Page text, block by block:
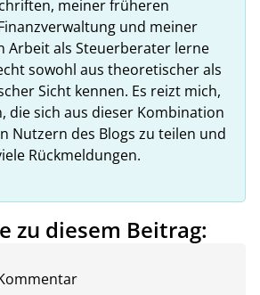
meiner früheren
und meiner
Arbeit als Steuerberater lerne
sowohl aus theoretischer als
Sicht kennen. Es reizt mich,
die sich aus dieser Kombination
Nutzern des Blogs zu teilen und
Rückmeldungen.
zu diesem Beitrag: